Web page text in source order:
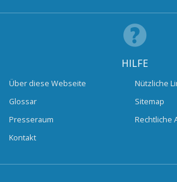
HILFE
Über diese Webseite
Glossar
Presseraum
Kontakt
Nützliche
Sitemap
Rechtliche